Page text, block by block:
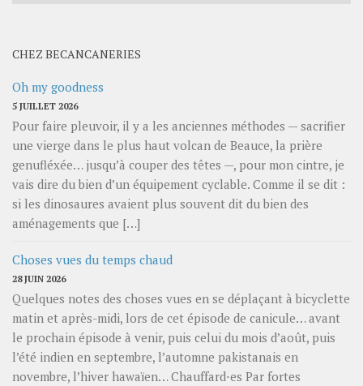
CHEZ BECANCANERIES
Oh my goodness
5 JUILLET 2026
Pour faire pleuvoir, il y a les anciennes méthodes — sacrifier
une vierge dans le plus haut volcan de Beauce, la prière
genufléxée… jusqu’à couper des têtes —, pour mon cintre, je
vais dire du bien d’un équipement cyclable. Comme il se dit :
si les dinosaures avaient plus souvent dit du bien des
aménagements que […]
Choses vues du temps chaud
28 JUIN 2026
Quelques notes des choses vues en se déplaçant à bicyclette
matin et après-midi, lors de cet épisode de canicule… avant
le prochain épisode à venir, puis celui du mois d’août, puis
l’été indien en septembre, l’automne pakistanais en
novembre, l’hiver hawaïen… Chauffard⋅es Par fortes